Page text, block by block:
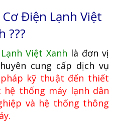
Điện Lạnh Việt
???
Việt Xanh là đơn vị
huyên cung cấp dịch vụ
kỹ thuật đến thiết
thống máy lạnh dân
và hệ thống thông